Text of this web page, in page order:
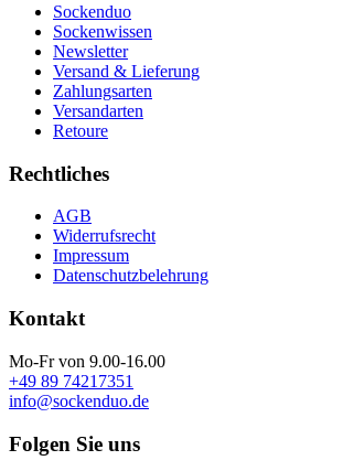
Sockenduo
Sockenwissen
Newsletter
Versand & Lieferung
Zahlungsarten
Versandarten
Retoure
Rechtliches
AGB
Widerrufsrecht
Impressum
Datenschutzbelehrung
Kontakt
Mo-Fr von 9.00-16.00
+49 89 74217351
info@sockenduo.de
Folgen Sie uns